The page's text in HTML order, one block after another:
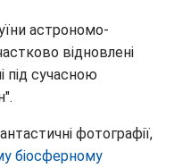
астрономо-
відновлені
під сучасною
фотографії,
біосферному